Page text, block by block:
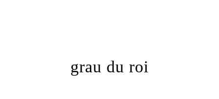
grau du roi